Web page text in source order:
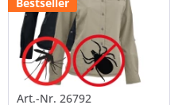
Art.-Nr. 26792